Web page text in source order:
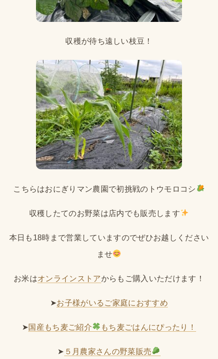
収穫が待ち遠しい枝豆！
こちらはおにぎりマン農園で初挑戦のトウモロコシ
収穫したてのお野菜は店内でも販売します
本日も18時まで営業していますのでぜひお越しください
ませ
お米はオンラインストアからもご購入いただけます！
➤お子様がいるご家庭におすすめ
➤国産もち麦ご紹介 もち麦ごはんにぴったり！
➤ ５月農家さんの野菜販売